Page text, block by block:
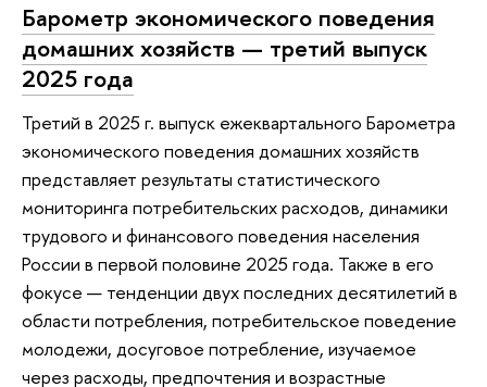
Барометр экономического поведения
домашних хозяйств — третий выпуск
2025 года
Третий в 2025 г. выпуск ежеквартального Барометра
экономического поведения домашних хозяйств
представляет результаты статистического
мониторинга потребительских расходов, динамики
трудового и финансового поведения населения
России в первой половине 2025 года. Также в его
фокусе — тенденции двух последних десятилетий в
области потребления, потребительское поведение
молодежи, досуговое потребление, изучаемое
через расходы, предпочтения и возрастные